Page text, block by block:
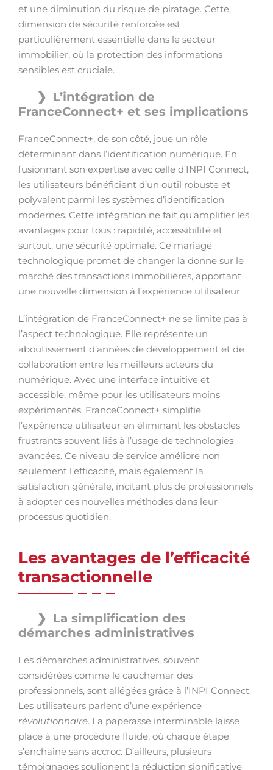
et une diminution du risque de piratage. Cette
dimension de sécurité renforcée est
particulièrement essentielle dans le secteur
immobilier, où la protection des informations
sensibles est cruciale.
L’intégration de
FranceConnect+ et ses implications
FranceConnect+, de son côté, joue un rôle
déterminant dans l’identification numérique. En
fusionnant son expertise avec celle d’INPI Connect,
les utilisateurs bénéficient d’un outil robuste et
polyvalent parmi les systèmes d’identification
modernes. Cette intégration ne fait qu’amplifier les
avantages pour tous : rapidité, accessibilité et
surtout, une sécurité optimale. Ce mariage
technologique promet de changer la donne sur le
marché des transactions immobilières, apportant
une nouvelle dimension à l’expérience utilisateur.
L’intégration de FranceConnect+ ne se limite pas à
l’aspect technologique. Elle représente un
aboutissement d’années de développement et de
collaboration entre les meilleurs acteurs du
numérique. Avec une interface intuitive et
accessible, même pour les utilisateurs moins
expérimentés, FranceConnect+ simplifie
l’expérience utilisateur en éliminant les obstacles
frustrants souvent liés à l’usage de technologies
avancées. Ce niveau de service améliore non
seulement l’efficacité, mais également la
satisfaction générale, incitant plus de professionnels
à adopter ces nouvelles méthodes dans leur
processus quotidien.
Les avantages de l’efficacité
transactionnelle
La simplification des
démarches administratives
Les démarches administratives, souvent
considérées comme le cauchemar des
professionnels, sont allégées grâce à l’INPI Connect.
Les utilisateurs parlent d’une expérience
révolutionnaire. La paperasse interminable laisse
place à une procédure fluide, où chaque étape
s’enchaîne sans accroc. D’ailleurs, plusieurs
témoignages soulignent la réduction significative